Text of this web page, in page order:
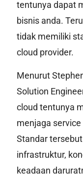
tentunya dapat
bisnis anda.
tidak memiliki
cloud provider.
Menurut
Solution
cloud tentunya
menjaga
Standar
infrastruktur,
keadaan